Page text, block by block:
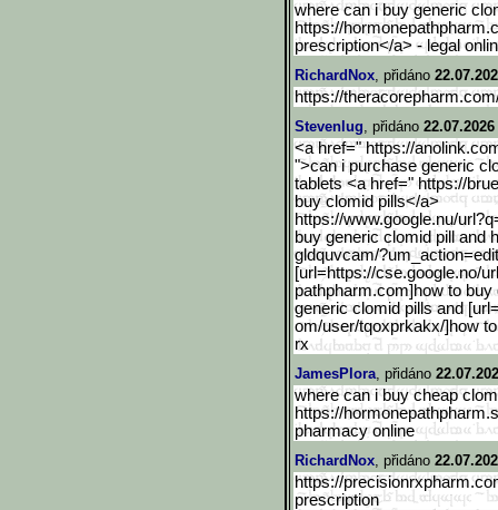
where can i buy generic
https://
prescription</a> - legal
RichardNox, přidáno
https://
Stevenlug, přidáno
<a href=" https://
">can i purchase generic
tablets <a href=" https://
buy clomid pills</a>
https://www.google.nu/url
buy generic clomid pill and
gldquvcam/
[url=https://cse.google.no/
pathpharm.com]how to
generic clomid pills and
om/user/tqoxprkakx/]how
rx
JamesPlora, přidáno
where can i buy cheap
https://
pharmacy online
RichardNox, přidáno
https://
prescription